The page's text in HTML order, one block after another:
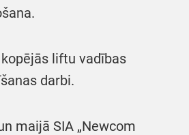
liftu vadības
darbi.
maijā SIA „Newcom